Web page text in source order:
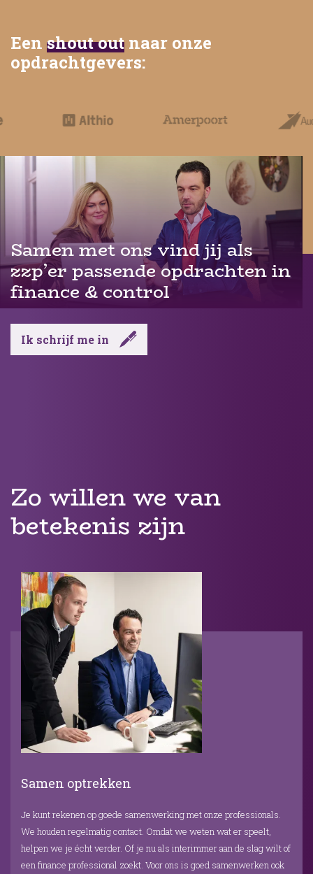
Een shout out naar onze
opdrachtgevers:
Samen met ons vind jij als
zzp’er passende opdrachten in
finance & control
Ik schrijf me in
Zo willen we van
betekenis zijn
Samen optrekken
Je kunt rekenen op goede samenwerking met onze professionals.
We houden regelmatig contact. Omdat we weten wat er speelt,
helpen we je écht verder. Of je nu als interimmer aan de slag wilt of
een finance professional zoekt. Voor ons is goed samenwerken ook